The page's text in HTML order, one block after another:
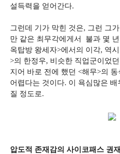
설득력을 얻어간다.
그런데 기가 막힌 것은, 그런 그
만 같은 최무각에게서 불과 몇
옥탑방 왕세자>에서의 이각, 역
>의 한정우, 비슷한 직업군이었
지어 바로 전에 했던 <해무>의
어렵다는 것이다. 이 욕심많은
질 정도로.
압도적 존재감의 사이코패스 권